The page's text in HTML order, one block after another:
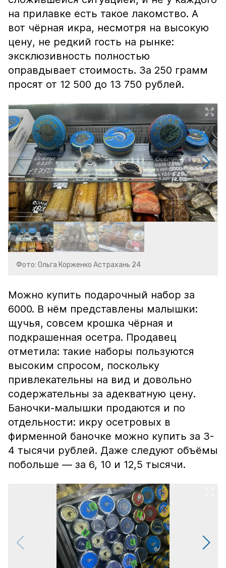
на прилавке есть такое лакомство. А
вот чёрная икра, несмотря на высокую
цену, не редкий гость на рынке:
эксклюзивность полностью
оправдывает стоимость. За 250 грамм
просят от 12 500 до 13 750 рублей.
Фото: Ольга Корженко Астрахань 24
Можно купить подарочный набор за
6000. В нём представлены малышки:
щучья, совсем крошка чёрная и
подкрашенная осетра. Продавец
отметила: такие наборы пользуются
высоким спросом, поскольку
привлекательны на вид и довольно
содержательны за адекватную цену.
Баночки-малышки продаются и по
отдельности: икру осетровых в
фирменной баночке можно купить за 3-
4 тысячи рублей. Даже следуют объёмы
побольше — за 6, 10 и 12,5 тысячи.